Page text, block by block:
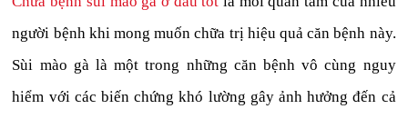
người bệnh khi mong muốn chữa trị hiệu quả căn bệnh này.
Sùi mào gà là một trong những căn bệnh vô cùng nguy
hiểm với các biến chứng khó lường gây ảnh hưởng đến cả